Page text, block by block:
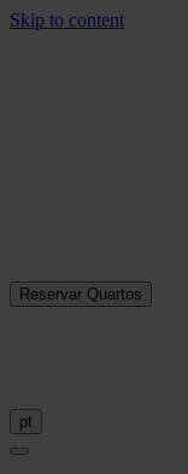
Skip to content
Reservar Quartos
pt